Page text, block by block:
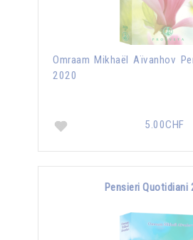
Omraam Mikhaël Aïvanhov
2020
5.00CHF
Pensieri Quotidiani